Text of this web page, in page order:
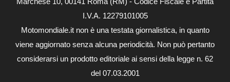
I.V.A. 12279101005
Motomondiale.it non è una testata giornalistica, in quanto
viene aggiornato senza alcuna periodicità. Non può pertanto
considerarsi un prodotto editoriale ai sensi della legge n. 62
del 07.03.2001